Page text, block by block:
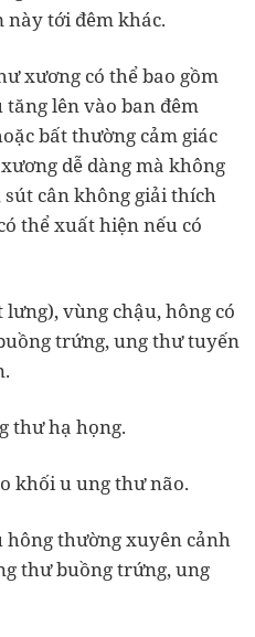
này tới đêm khác.
xương có thể bao gồm
tăng lên vào ban đêm
bất thường cảm giác
dễ dàng mà không
cân không giải thích
thể xuất hiện nếu có
vùng chậu, hông có
trứng, ung thư tuyến
thư hạ họng.
khối u ung thư não.
hông thường xuyên cảnh
thư buồng trứng, ung